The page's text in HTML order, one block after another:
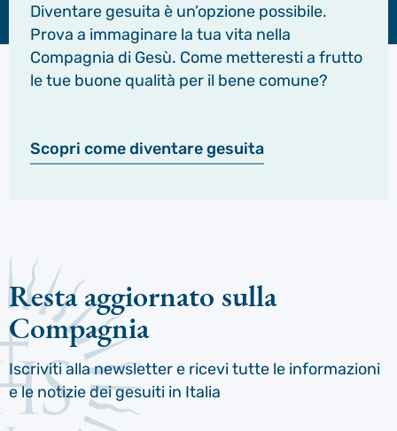
Diventare gesuita è un’opzione possibile.
Prova a immaginare la tua vita nella
Compagnia di Gesù. Come metteresti a frutto
le tue buone qualità per il bene comune?
Scopri come diventare gesuita
Resta aggiornato sulla
Compagnia
Iscriviti alla newsletter e ricevi tutte le informazioni
e le notizie dei gesuiti in Italia